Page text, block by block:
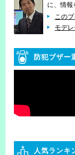
に、情報
この
モデ
防犯ブザー
人気ランキ